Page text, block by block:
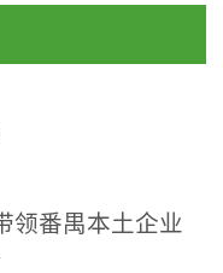
过设在对外开放口
出入境边防检查
领番禺本​土企业
新”